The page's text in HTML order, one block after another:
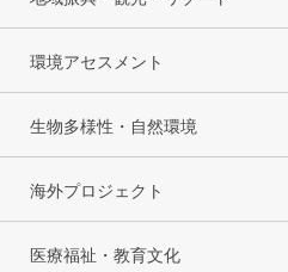
環境アセスメント
生物多様性・自然環境
海外プロジェクト
医療福祉・教育文化